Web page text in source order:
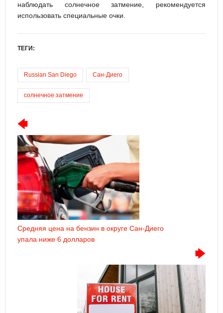
наблюдать солнечное затмение, рекомендуется
использовать специальные очки.
ТЕГИ:
Russian San Diego Сан-Диего
солнечное затмение
Средняя цена на бензин в округе Сан-Диего
упала ниже 6 долларов